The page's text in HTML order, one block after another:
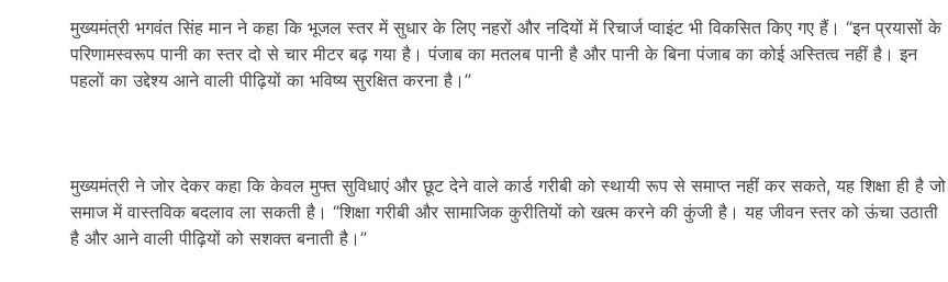
मुख्यमंत्री भगवंत सिंह मान ने कहा कि भूजल स्तर में सुधार के लिए नहरों और नदियों में रिचार्ज प्वाइंट भी विकसित किए गए हैं। “इन प्रयासों के
परिणामस्वरूप पानी का स्तर दो से चार मीटर बढ़ गया है। पंजाब का मतलब पानी है और पानी के बिना पंजाब का कोई अस्तित्व नहीं है। इन
पहलों का उद्देश्य आने वाली पीढ़ियों का भविष्य सुरक्षित करना है।”
मुख्यमंत्री ने जोर देकर कहा कि केवल मुफ्त सुविधाएं और छूट देने वाले कार्ड गरीबी को स्थायी रूप से समाप्त नहीं कर सकते, यह शिक्षा ही है जो
समाज में वास्तविक बदलाव ला सकती है। “शिक्षा गरीबी और सामाजिक कुरीतियों को खत्म करने की कुंजी है। यह जीवन स्तर को ऊंचा उठाती
है और आने वाली पीढ़ियों को सशक्त बनाती है।”